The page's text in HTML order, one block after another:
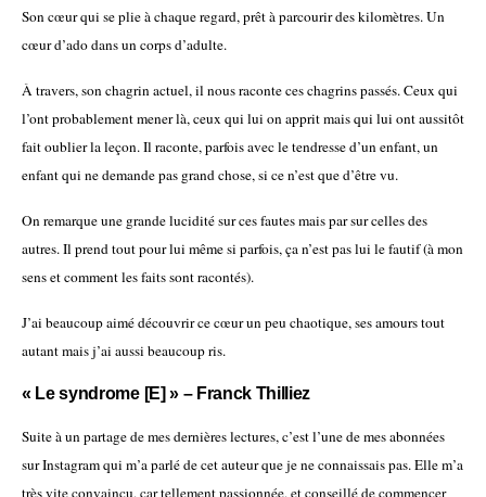
Son cœur qui se plie à chaque regard, prêt à parcourir des kilomètres. Un
cœur d’ado dans un corps d’adulte.
À travers, son chagrin actuel, il nous raconte ces chagrins passés. Ceux qui
l’ont probablement mener là, ceux qui lui on apprit mais qui lui ont aussitôt
fait oublier la leçon. Il raconte, parfois avec le tendresse d’un enfant, un
enfant qui ne demande pas grand chose, si ce n’est que d’être vu.
On remarque une grande lucidité sur ces fautes mais par sur celles des
autres. Il prend tout pour lui même si parfois, ça n’est pas lui le fautif (à mon
sens et comment les faits sont racontés).
J’ai beaucoup aimé découvrir ce cœur un peu chaotique, ses amours tout
autant mais j’ai aussi beaucoup ris.
« Le syndrome [E] » – Franck Thilliez
Suite à un partage de mes dernières lectures, c’est l’une de mes abonnées
sur Instagram qui m’a parlé de cet auteur que je ne connaissais pas. Elle m’a
très vite convaincu, car tellement passionnée, et conseillé de commencer